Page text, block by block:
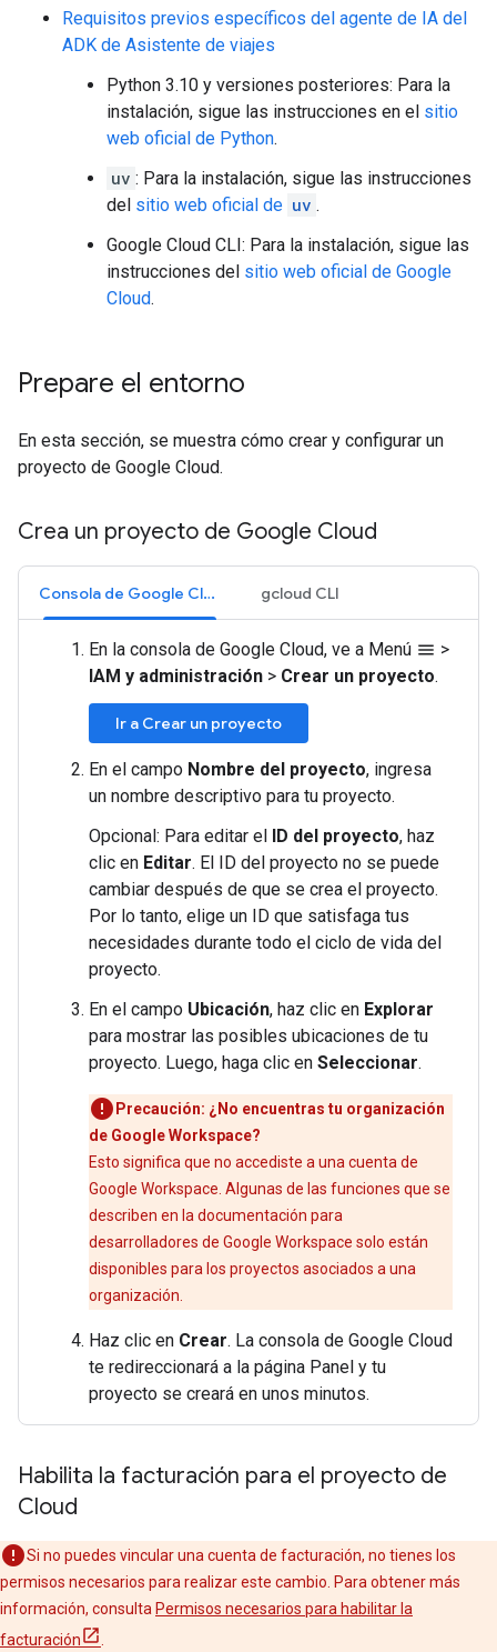
Requisitos previos específicos del agente de IA del
ADK de Asistente de viajes
Python 3.10 y versiones posteriores: Para la
instalación, sigue las instrucciones en el sitio
web oficial de Python.
uv : Para la instalación, sigue las instrucciones
del sitio web oficial de uv .
Google Cloud CLI: Para la instalación, sigue las
instrucciones del sitio web oficial de Google
Cloud.
Prepare el entorno
En esta sección, se muestra cómo crear y configurar un
proyecto de Google Cloud.
Crea un proyecto de Google Cloud
Consola de Google Cloud gcloud CLI
En la consola de Google Cloud, ve a Menú menu >
IAM y administración > Crear un proyecto.
Ir a Crear un proyecto
En el campo Nombre del proyecto, ingresa
un nombre descriptivo para tu proyecto.
Opcional: Para editar el
ID del proyecto, haz
clic en Editar. El ID del proyecto no se puede
cambiar después de que se crea el proyecto.
Por lo tanto, elige un ID que satisfaga tus
necesidades durante todo el ciclo de vida del
proyecto.
En el campo Ubicación, haz clic en Explorar
para mostrar las posibles ubicaciones de tu
proyecto. Luego, haga clic en Seleccionar.
Precaución: ¿No encuentras tu organización
de Google Workspace?
Esto significa que no accediste a una cuenta de
Google Workspace. Algunas de las funciones que se
describen en la documentación para
desarrolladores de Google Workspace solo están
disponibles para los proyectos asociados a una
organización.
Haz clic en Crear. La consola de Google Cloud
te redireccionará a la página Panel y tu
proyecto se creará en unos minutos.
Habilita la facturación para el proyecto de
Cloud
Si no puedes vincular una cuenta de facturación, no tienes los
permisos necesarios para realizar este cambio. Para obtener más
información, consulta Permisos necesarios para habilitar la
facturación
.